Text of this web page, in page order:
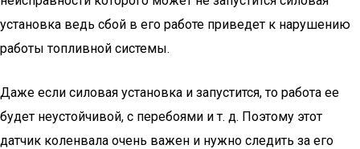
установка ведь сбой в его работе приведет к нарушению
работы топливной системы.
Даже если силовая установка и запустится, то работа ее
будет неустойчивой, с перебоями и т. д. Поэтому этот
датчик коленвала очень важен и нужно следить за его